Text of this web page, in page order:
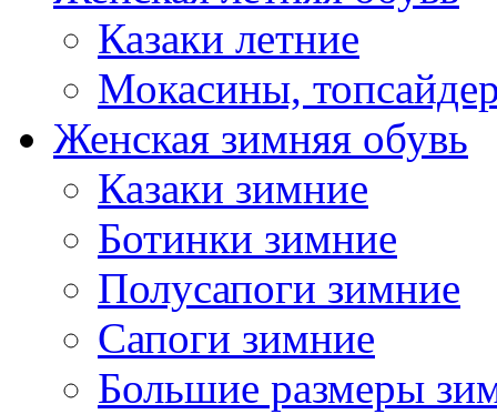
Казаки летние
Мокасины,
Женская зимняя обувь
Казаки зимние
Ботинки зимние
Полусапоги зимние
Сапоги зимние
Большие размеры